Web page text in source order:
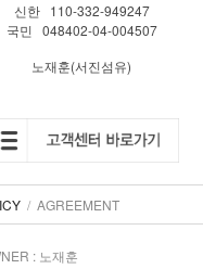
신한 110-332-949247
국민 048402-04-004507
노재훈(서진섬유)
/ AGREEMENT
: 노재훈